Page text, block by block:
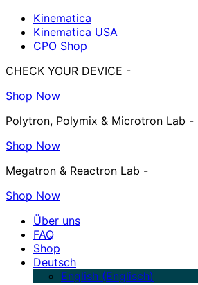
Kinematica
Kinematica USA
CPO Shop
CHECK YOUR DEVICE -
Shop Now
Polytron, Polymix & Microtron Lab -
Shop Now
Megatron & Reactron Lab -
Shop Now
Über uns
FAQ
Shop
Deutsch
English (Englisch)